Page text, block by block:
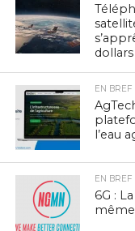
dollars
EN BREF
l’eau
EN BREF
6G :